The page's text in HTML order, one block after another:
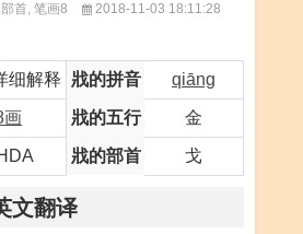
首, 笔画8
2018-11-03 18:11:28
细解释 戕的拼音 qiāng
画 戕的五行 金
戕的部首 戈
文翻译